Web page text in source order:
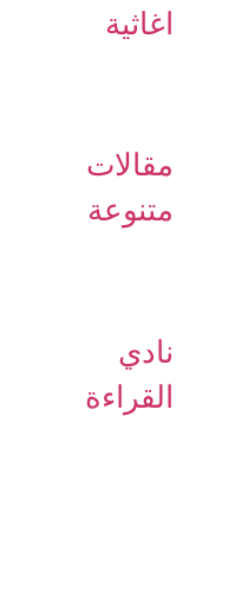
اغاثية
مقالات
متنوعة
نادي
القراءة